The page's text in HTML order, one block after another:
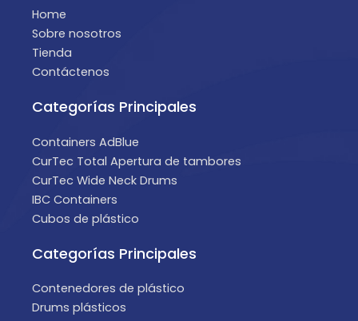
Home
Sobre nosotros
Tienda
Contáctenos
Categorías Principales
Containers AdBlue
CurTec Total Apertura de tambores
CurTec Wide Neck Drums
IBC Containers
Cubos de plástico
Categorías Principales
Contenedores de plástico
Drums plásticos